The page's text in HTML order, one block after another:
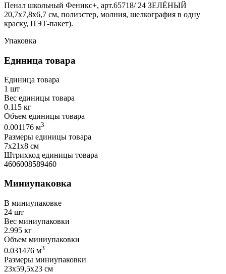
Пенал школьный Феникс+, арт.65718/ 24 ЗЕЛЁНЫЙ
20,7x7,8x6,7 см, полиэстер, молния, шелкография в одну
краску, ПЭТ-пакет).
Упаковка
Единица товара
Единица товара
1 шт
Вес единицы товара
0.115 кг
Объем единицы товара
0.001176 м3
Размеры единицы товара
7х21х8 см
Штрихкод единицы товара
4606008589460
Миниупаковка
В миниупаковке
24 шт
Вес миниупаковки
2.995 кг
Объем миниупаковки
0.031476 м3
Размеры миниупаковки
23х59,5х23 см